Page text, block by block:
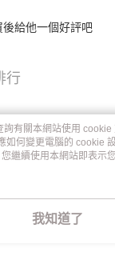
給他一個好評吧
行
有關本網站使用
如何變更電腦的 cookie
繼續使用本網站即表示
。
我知道了